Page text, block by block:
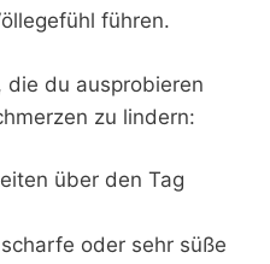
führen.
die du ausprobieren
zu lindern:
über den Tag
oder sehr süße